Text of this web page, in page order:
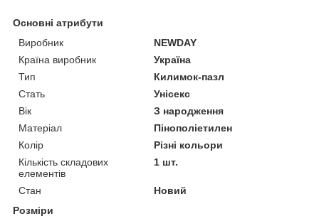
Основні атрибути
Виробник
NEWDAY
Країна виробник
Україна
Тип
Килимок-пазл
Стать
Унісекс
Вік
З народження
Матеріал
Пінополіетилен
Колір
Різні кольори
Кількість складових
елементів
1 шт.
Стан
Новий
Розміри